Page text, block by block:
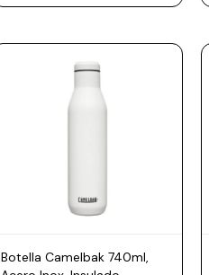
Botella Camelbak 740ml,